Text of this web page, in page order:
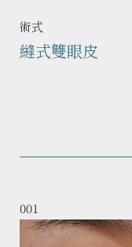
術式
縫式雙眼皮
001